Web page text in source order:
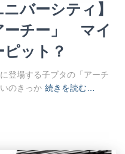
バーシティ】
ーチー」 マイ
ット？
登場する子ブタの「アーチ
のきっか 続きを読む…